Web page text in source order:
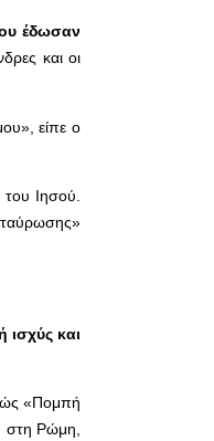
έδωσαν
και οι
είπε ο
Ιησού.
ισχύς και
«Πομπή
στη Ρώμη,